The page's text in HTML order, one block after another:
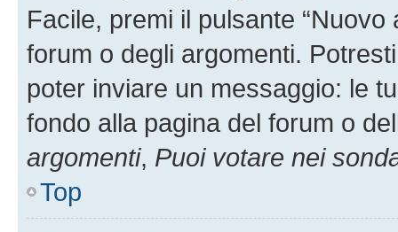
Facile, premi il pulsante
forum o degli argomenti.
poter inviare un messaggio: le
fondo alla pagina del forum o
argomenti, Puoi votare nei
Top